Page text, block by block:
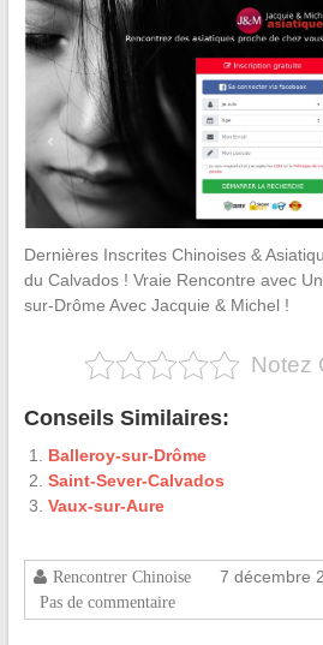
Dernières Inscrites Chinoises &
du Calvados ! Vraie Rencontre avec
sur-Drôme Avec Jacquie & Michel !
Notez
Conseils Similaires:
Balleroy-sur-Drôme
Saint-Sever-Calvados
Vaux-sur-Aure
Rencontrer Chinoise 7 décembre
Pas de commentaire